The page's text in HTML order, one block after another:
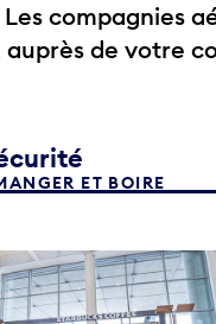
Les compagnies
auprès de votre
ET BOIRE